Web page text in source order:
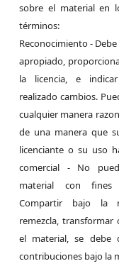
sobre el material en
términos:
Reconocimiento -
apropiado,
la licencia, e
realizado cambios.
cualquier manera
de una manera que
licenciante o su uso
comercial - No
material con fines
Compartir bajo la
remezcla, transformar
el material, se debe
contribuciones bajo la